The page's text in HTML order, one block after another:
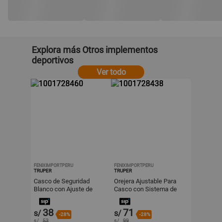
Explora más Otros implementos
deportivos
Ver todo
FENIXIMPORTPERU
TRUPER
Casco de Seguridad
Blanco con Ajuste de
Matraca Truper CAS-B
s/ 38 -28%
s/ 53
FENIXIMPORTPERU
TRUPER
Orejera Ajustable Para
Casco con Sistema de
Ajuste Truper Oaj-C
s/71 -28%
s/ 99